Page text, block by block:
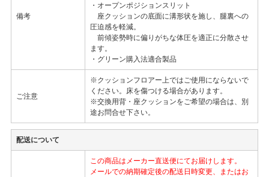
備考
・オープンポジションスリット
座クッションの底面に溝形状を施し、腿裏への
圧迫感を軽減。
前傾姿勢時に偏りがちな体圧を適正に分散させ
ます。
・グリーン購入法適合製品
ご注意
※クッションフロアー上ではご使用にならないで
ください。床を傷つける場合があります。
※交換用背・座クッションをご希望の場合は、別
途お問合せ下さい。
配送について
この商品はメーカー直送便にてお届けします。
メールでの納期確定後の配送日時変更、またはお